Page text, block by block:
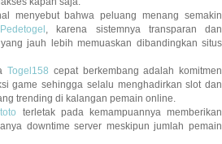
menyebut bahwa peluang menang semakin
Pedetogel , karena sistemnya transparan dan
jauh lebih memuaskan dibandingkan situs
Togel158 cepat berkembang adalah komitmen
game sehingga selalu menghadirkan slot dan
trending di kalangan pemain online.
terletak pada kemampuannya memberikan
downtime server meskipun jumlah pemain